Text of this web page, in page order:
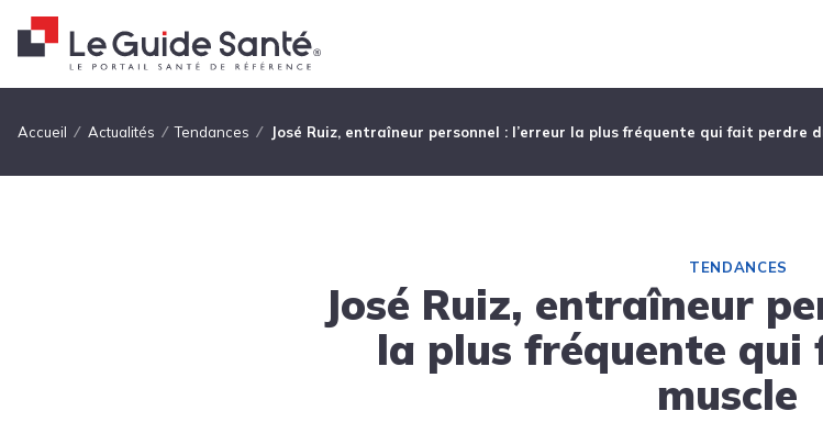
Fil d'Ariane
Accueil Actualités Tendances José Ruiz, entraîneur personnel : l’erreur la plus fréquente qui fait perdre
TENDANCES
José Ruiz, entraîneur
la plus fréquente qui
muscle